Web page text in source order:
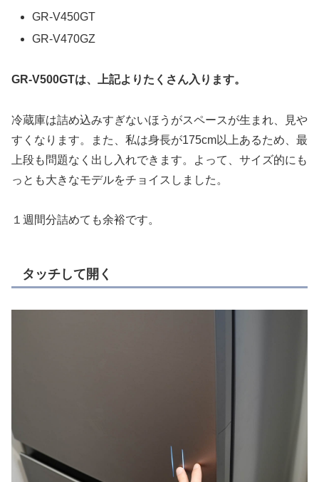
GR-V450GT
GR-V470GZ
GR-V500GTは、上記よりたくさん入ります。
冷蔵庫は詰め込みすぎないほうがスペースが生まれ、見や
すくなります。また、私は身長が175cm以上あるため、最
上段も問題なく出し入れできます。よって、サイズ的にも
っとも大きなモデルをチョイスしました。
１週間分詰めても余裕です。
タッチして開く